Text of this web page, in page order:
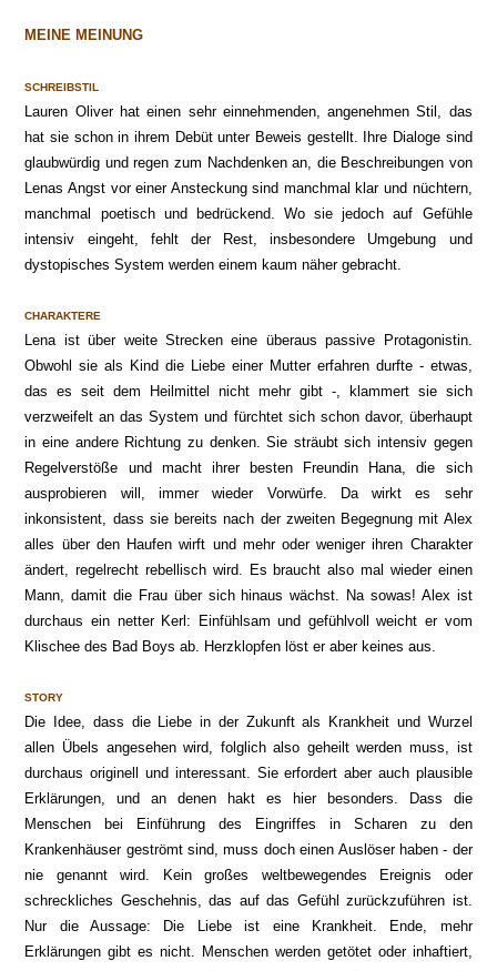
MEINE MEINUNG
SCHREIBSTIL
Lauren Oliver hat einen sehr einnehmenden, angenehmen Stil, das
hat sie schon in ihrem Debüt unter Beweis gestellt. Ihre Dialoge sind
glaubwürdig und regen zum Nachdenken an, die Beschreibungen von
Lenas Angst vor einer Ansteckung sind manchmal klar und nüchtern,
manchmal poetisch und bedrückend. Wo sie jedoch auf Gefühle
intensiv eingeht, fehlt der Rest, insbesondere Umgebung und
dystopisches System werden einem kaum näher gebracht.
CHARAKTERE
Lena ist über weite Strecken eine überaus passive Protagonistin.
Obwohl sie als Kind die Liebe einer Mutter erfahren durfte - etwas,
das es seit dem Heilmittel nicht mehr gibt -, klammert sie sich
verzweifelt an das System und fürchtet sich schon davor, überhaupt
in eine andere Richtung zu denken. Sie sträubt sich intensiv gegen
Regelverstöße und macht ihrer besten Freundin Hana, die sich
ausprobieren will, immer wieder Vorwürfe. Da wirkt es sehr
inkonsistent, dass sie bereits nach der zweiten Begegnung mit Alex
alles über den Haufen wirft und mehr oder weniger ihren Charakter
ändert, regelrecht rebellisch wird. Es braucht also mal wieder einen
Mann, damit die Frau über sich hinaus wächst. Na sowas! Alex ist
durchaus ein netter Kerl: Einfühlsam und gefühlvoll weicht er vom
Klischee des Bad Boys ab. Herzklopfen löst er aber keines aus.
STORY
Die Idee, dass die Liebe in der Zukunft als Krankheit und Wurzel
allen Übels angesehen wird, folglich also geheilt werden muss, ist
durchaus originell und interessant. Sie erfordert aber auch plausible
Erklärungen, und an denen hakt es hier besonders. Dass die
Menschen bei Einführung des Eingriffes in Scharen zu den
Krankenhäuser geströmt sind, muss doch einen Auslöser haben - der
nie genannt wird. Kein großes weltbewegendes Ereignis oder
schreckliches Geschehnis, das auf das Gefühl zurückzuführen ist.
Nur die Aussage: Die Liebe ist eine Krankheit. Ende, mehr
Erklärungen gibt es nicht. Menschen werden getötet oder inhaftiert,